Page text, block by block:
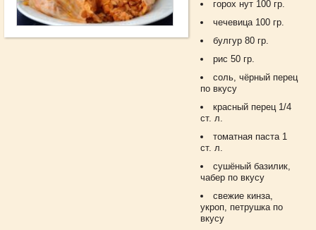
горох нут 100 гр.
чечевица 100 гр.
булгур 80 гр.
рис 50 гр.
соль, чёрный перец
по вкусу
красный перец 1/4
ст. л.
томатная паста 1
ст. л.
сушёный базилик,
чабер по вкусу
свежие кинза,
укроп, петрушка по
вкусу